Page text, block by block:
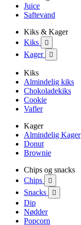
Juice
Saftevand
Kiks & Kager
Kiks

Kager 
Kiks
Almindelig kiks
Chokoladekiks
Cookie
Vafler
Kager
Almindelig Kager
Donut
Brownie
Chips og snacks
Chips

Snacks 
Dip
Nødder
Popcorn